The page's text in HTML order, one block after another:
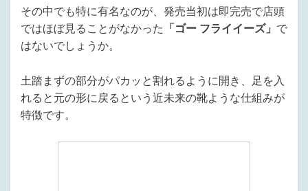
その中でも特に有名なのが、発売当初は即完売で店頭
ではほぼ見ることがなかった
「ゴー フライイーズ」 で
はないでしょうか。
土踏まずの部分がパカッと割れるように開き、足を入
れると元の形に戻るという近未来の靴ような仕組みが
特徴です。